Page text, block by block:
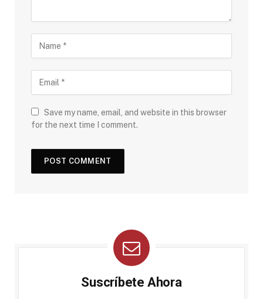
Save my name, email, and website in this browser
for the next time I comment.
Suscríbete Ahora